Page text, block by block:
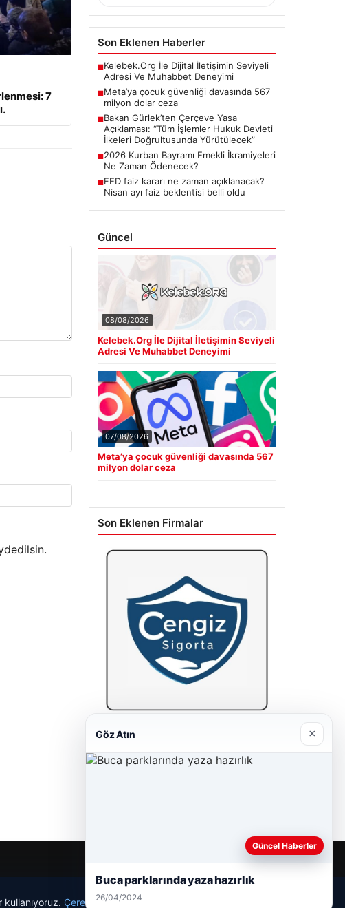
7
Son Eklenen Haberler
■Kelebek.Org İle Dijital İletişimin Seviyeli
Adresi Ve Muhabbet Deneyimi
■Meta’ya çocuk güvenliği davasında 567
milyon dolar ceza
■Bakan Gürlek’ten Çerçeve Yasa
Açıklaması: “Tüm İşlemler Hukuk Devleti
İlkeleri Doğrultusunda Yürütülecek”
■2026 Kurban Bayramı Emekli İkramiyeleri
Ne Zaman Ödenecek?
■FED faiz kararı ne zaman açıklanacak?
Nisan ayı faiz beklentisi belli oldu
Güncel
08/08/2026
Kelebek.Org İle Dijital İletişimin Seviyeli
Adresi Ve Muhabbet Deneyimi
07/08/2026
Meta’ya çocuk güvenliği davasında 567
milyon dolar ceza
Son Eklenen Firmalar
Cengiz Sigorta
23/06/2026
kullanıyoruz. Çerez Politikamız
Göz Atın ×
Güncel Haberler
Buca parklarında yaza hazırlık
26/04/2024